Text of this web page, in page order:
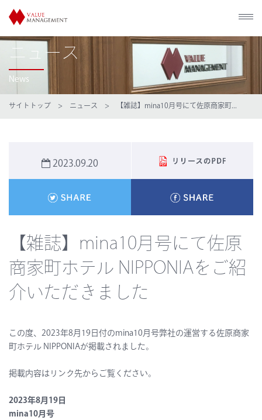
ニュース
News
サイトトップ > ニュース > 【雑誌】mina10月号にて佐原商家町...
2023.09.20
【雑誌】mina10月号にて佐原
商家町ホテル NIPPONIAをご紹
介いただきました
この度、2023年8月 19 日付のmina10月号弊社の運営する佐原商家
町ホテル NIPPONIAが掲載されました。
掲載内容はリンク先からご覧ください。
2023年8月 19 日
mina10月号